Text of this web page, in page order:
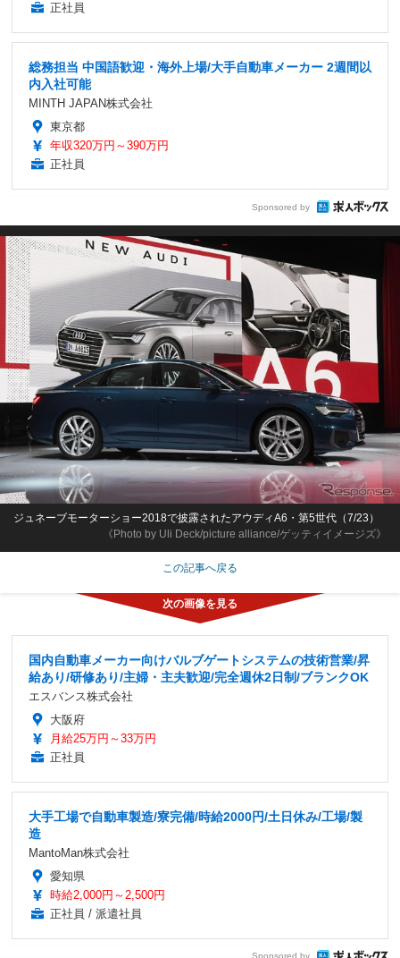
正社員
総務担当 中国語歓迎・海外上場/大手自動車メーカー 2週間以
内入社可能
MINTH JAPAN株式会社
東京都
年収320万円～390万円
正社員
Sponsored by
《Photo by Uli Deck/picture alliance/ゲッティイメージズ》
ジュネーブモーターショー2018で披露されたアウディA6・第5世代（7/23）
この記事へ戻る
国内自動車メーカー向けバルブゲートシステムの技術営業/昇
給あり/研修あり/主婦・主夫歓迎/完全週休2日制/ブランクOK
エスバンス株式会社
大阪府
月給25万円～33万円
正社員
大手工場で自動車製造/寮完備/時給2000円/土日休み/工場/製
造
MantoMan株式会社
愛知県
時給2,000円～2,500円
正社員 / 派遣社員
Sponsored by